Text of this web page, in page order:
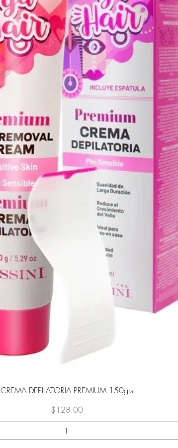
Vista rápida
CREMA DEPILATORIA PREMIUM 150grs
Precio
$128.00